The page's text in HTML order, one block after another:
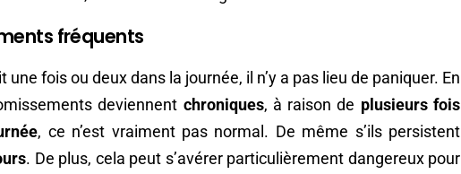
fréquents
une fois ou deux dans la journée, il n’y a pas lieu de paniquer. En
deviennent chroniques, à raison de plusieurs fois
, ce n’est vraiment pas normal. De même s’ils persistent
. De plus, cela peut s’avérer particulièrement dangereux pour